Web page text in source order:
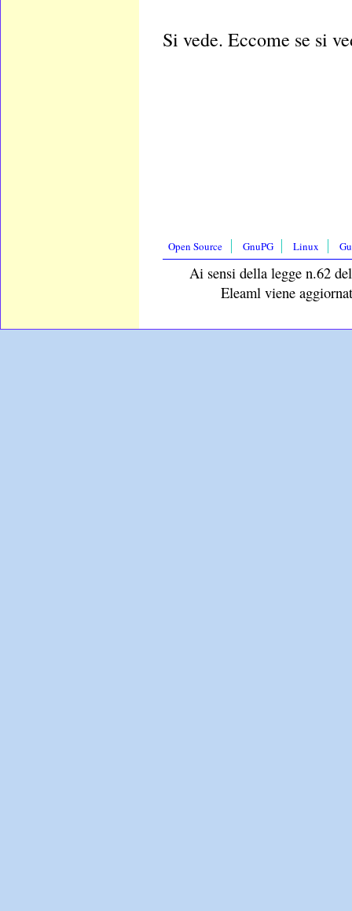
Si vede. Eccome se si
Open Source GnuPG Linux
Ai sensi della legge n.62
Eleaml viene